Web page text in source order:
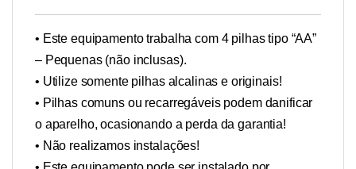
• Este equipamento trabalha com 4 pilhas tipo “AA”
– Pequenas (não inclusas).
• Utilize somente pilhas alcalinas e originais!
• Pilhas comuns ou recarregáveis podem danificar
o aparelho, ocasionando a perda da garantia!
• Não realizamos instalações!